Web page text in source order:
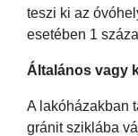
teszi ki az
esetében 1
Általános vagy
A lakóházakban
gránit sziklába